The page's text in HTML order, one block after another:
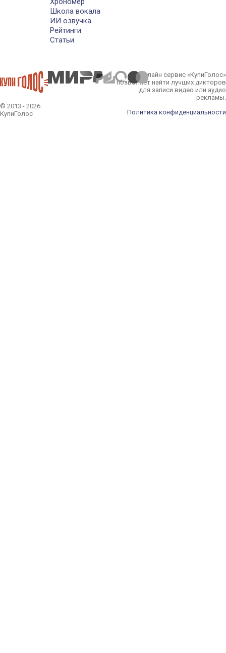
Школа вокала
ИИ озвучка
Рейтинги
Статьи
© 2013 - 2026
КупиГолос
Онлайн сервис «КупиГолос»
позволяет найти лучших дикторов
для записи видео или аудио
рекламы.
Политика конфиденциальности